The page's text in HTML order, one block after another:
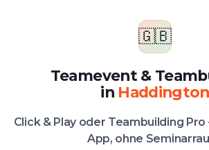
🇬🇧
Teamevent &
in Haddington
Click & Play oder Teambuilding Pro
App, ohne